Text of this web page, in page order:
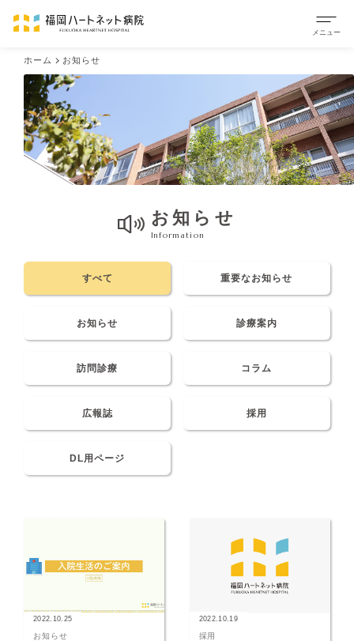
ホーム お知らせ
お知らせ
Information
すべて 重要なお知らせ
お知らせ 診療案内
訪問診療 コラム
広報誌 採用
DL用ページ
2022.10.25
お知らせ
2022.10.19
採用